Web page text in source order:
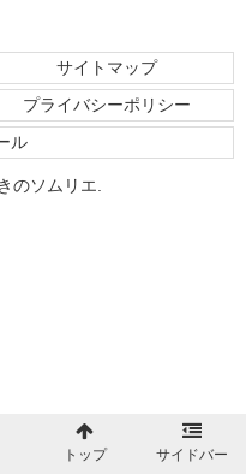
サイトマップ
プライバシーポリシー
ル
のソムリエ.
トップ サイドバー